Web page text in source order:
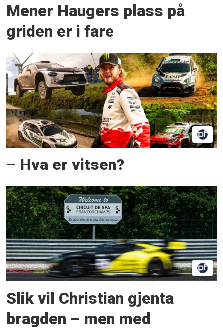
Mener Haugers plass på
griden er i fare
– Hva er vitsen?
Slik vil Christian gjenta
bragden – men med